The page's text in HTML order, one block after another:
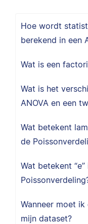
Hoe wordt
berekend in een
Wat is een
Wat is het
ANOVA en een
Wat betekent
de
Wat betekent
Wanneer moet
mijn dataset?